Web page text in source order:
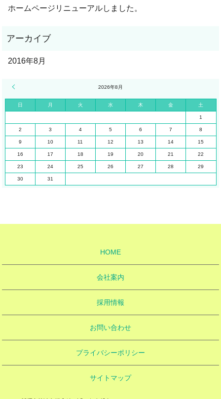
ホームページリニューアルしました。
2016年8月
2026年8月
日 月 火 水 木 金 土
1
2 3 4 5 6 7 8
9 10 11 12 13 14 15
16 17 18 19 20 21 22
23 24 25 26 27 28 29
30 31
HOME
会社案内
採用情報
お問い合わせ
プライバシーポリシー
サイトマップ